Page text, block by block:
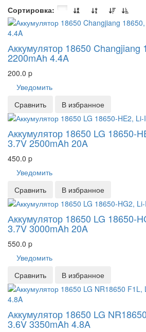
Сортировка:
Аккумулятор 18650
2200mAh 4.4A
200.0 p
Уведомить
Сравнить
В избранное
Аккумулятор 18650 LG 18650-
3.7V 2500mAh 20A
450.0 p
Уведомить
Сравнить
В избранное
Аккумулятор 18650 LG 18650-
3.7V 3000mAh 20A
550.0 p
Уведомить
Сравнить
В избранное
Аккумулятор 18650 LG
3.6V 3350mAh 4.8A